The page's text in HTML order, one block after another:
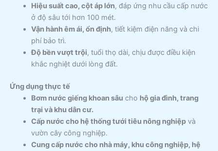
Hiệu suất cao, cột áp lớn, đáp ứng nhu cầu cấp nước
ở độ sâu tới hơn 100 mét.
Vận hành êm ái, ổn định, tiết kiệm điện năng và chi
phí bảo trì.
Độ bền vượt trội, tuổi thọ dài, chịu được điều kiện
khắc nghiệt dưới lòng đất.
Ứng dụng thực tế
Bơm nước giếng khoan sâu cho hộ gia đình, trang
trại và khu dân cư.
Cấp nước cho hệ thống tưới tiêu nông nghiệpvà
vườn cây công nghiệp.
Cung cấp nước cho nhà máy, khu công nghiệp, hệ